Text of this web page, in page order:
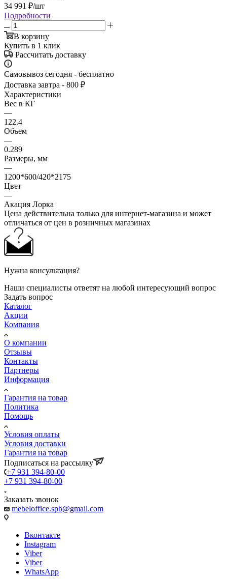
34 991 ₽/шт
Подробности
В корзину
Купить в 1 клик
Рассчитать доставку
Самовывоз сегодня - бесплатно
Доставка завтра - 800 ₽
Характеристики
Вес в КГ
—
122.4
Объем
—
0.289
Размеры, мм
—
1200*600/420*2175
Цвет
—
Акация Лорка
Цена действительна только для интернет-магазина и может
отличаться от цен в розничных магазинах
Нужна консультация?
Наши специалисты ответят на любой интересующий вопрос
Задать вопрос
Каталог
Акции
Компания
О компании
Отзывы
Контакты
Партнеры
Информация
Гарантия на товар
Политика
Помощь
Условия оплаты
Условия доставки
Гарантия на товар
Подписаться на рассылку
+7 931 394-80-00
+7 931 394-80-00
Заказать звонок
mebeloffice.spb@gmail.com
Вконтакте
Instagram
Viber
Viber
WhatsApp